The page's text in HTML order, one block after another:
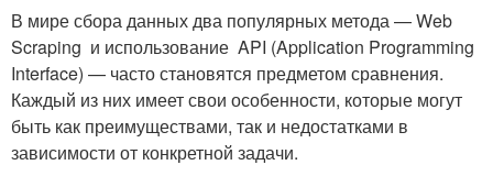
В мире сбора данных два популярных метода — Web
Scraping ‌ и использование ​ API (Application Programming
Interface) — часто‌ становятся предметом сравнения.
Каждый из них имеет свои особенности, которые могут
быть как⁤ преимуществами, так и ‍недостатками в
зависимости от конкретной задачи.